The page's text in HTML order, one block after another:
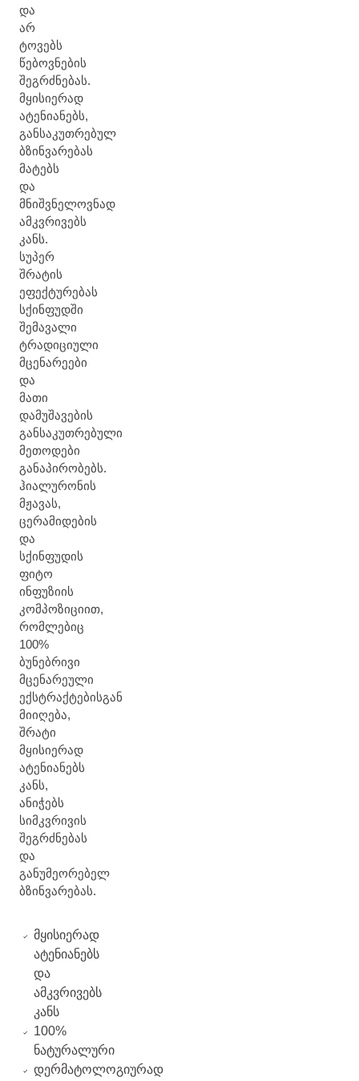
და
არ
ტოვებს
წებოვნების
შეგრძნებას.
მყისიერად
ატენიანებს,
განსაკუთრებულ
ბზინვარებას
მატებს
და
მნიშვნელოვნად
ამკვრივებს
კანს.
სუპერ
შრატის
ეფექტურებას
სქინფუდში
შემავალი
ტრადიციული
მცენარეები
და
მათი
დამუშავების
განსაკუთრებული
მეთოდები
განაპირობებს.
ჰიალურონის
მჟავას,
ცერამიდების
და
სქინფუდის
ფიტო
ინფუზიის
კომპოზიციით,
რომლებიც
100%
ბუნებრივი
მცენარეული
ექსტრაქტებისგან
მიიღება,
შრატი
მყისიერად
ატენიანებს
კანს,
ანიჭებს
სიმკვრივის
შეგრძნებას
და
განუმეორებელ
ბზინვარებას.
მყისიერად
ატენიანებს
და
ამკვრივებს
კანს
100%
ნატურალური
დერმატოლოგიურად